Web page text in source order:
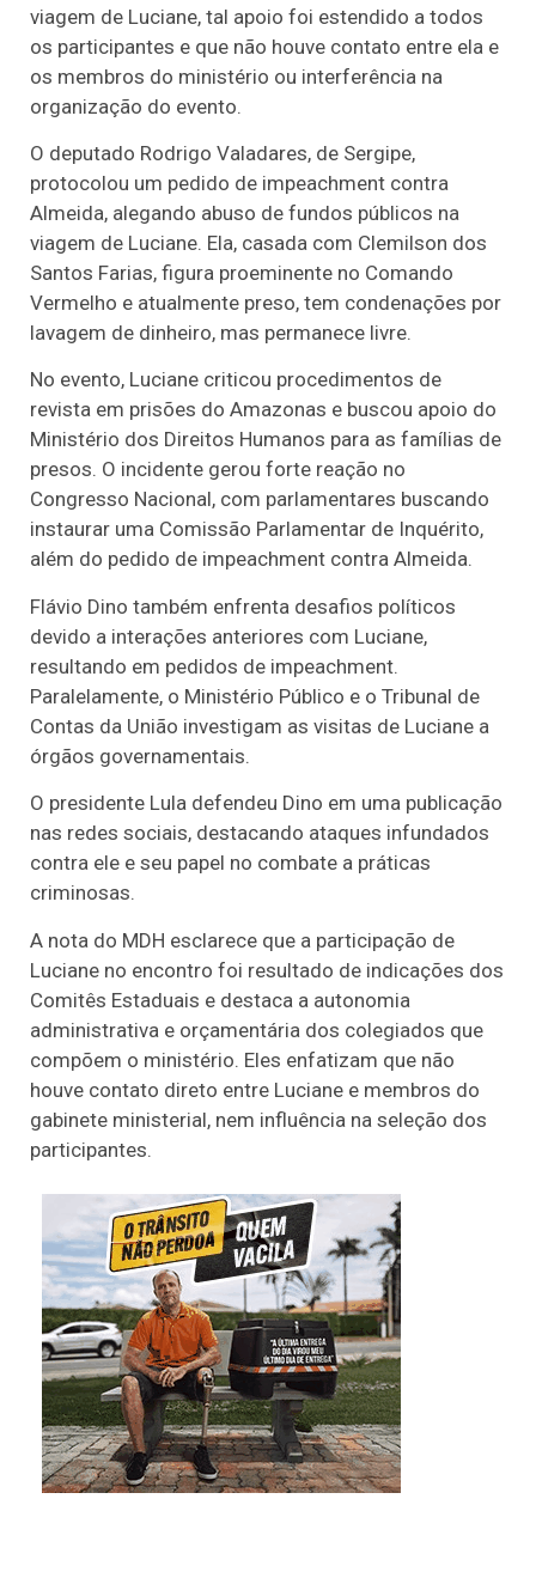
viagem de Luciane, tal apoio foi estendido a todos
os participantes e que não houve contato entre ela e
os membros do ministério ou interferência na
organização do evento.
O deputado Rodrigo Valadares, de Sergipe,
protocolou um pedido de impeachment contra
Almeida, alegando abuso de fundos públicos na
viagem de Luciane. Ela, casada com Clemilson dos
Santos Farias, figura proeminente no Comando
Vermelho e atualmente preso, tem condenações por
lavagem de dinheiro, mas permanece livre.
No evento, Luciane criticou procedimentos de
revista em prisões do Amazonas e buscou apoio do
Ministério dos Direitos Humanos para as famílias de
presos. O incidente gerou forte reação no
Congresso Nacional, com parlamentares buscando
instaurar uma Comissão Parlamentar de Inquérito,
além do pedido de impeachment contra Almeida.
Flávio Dino também enfrenta desafios políticos
devido a interações anteriores com Luciane,
resultando em pedidos de impeachment.
Paralelamente, o Ministério Público e o Tribunal de
Contas da União investigam as visitas de Luciane a
órgãos governamentais.
O presidente Lula defendeu Dino em uma publicação
nas redes sociais, destacando ataques infundados
contra ele e seu papel no combate a práticas
criminosas.
A nota do MDH esclarece que a participação de
Luciane no encontro foi resultado de indicações dos
Comitês Estaduais e destaca a autonomia
administrativa e orçamentária dos colegiados que
compõem o ministério. Eles enfatizam que não
houve contato direto entre Luciane e membros do
gabinete ministerial, nem influência na seleção dos
participantes.